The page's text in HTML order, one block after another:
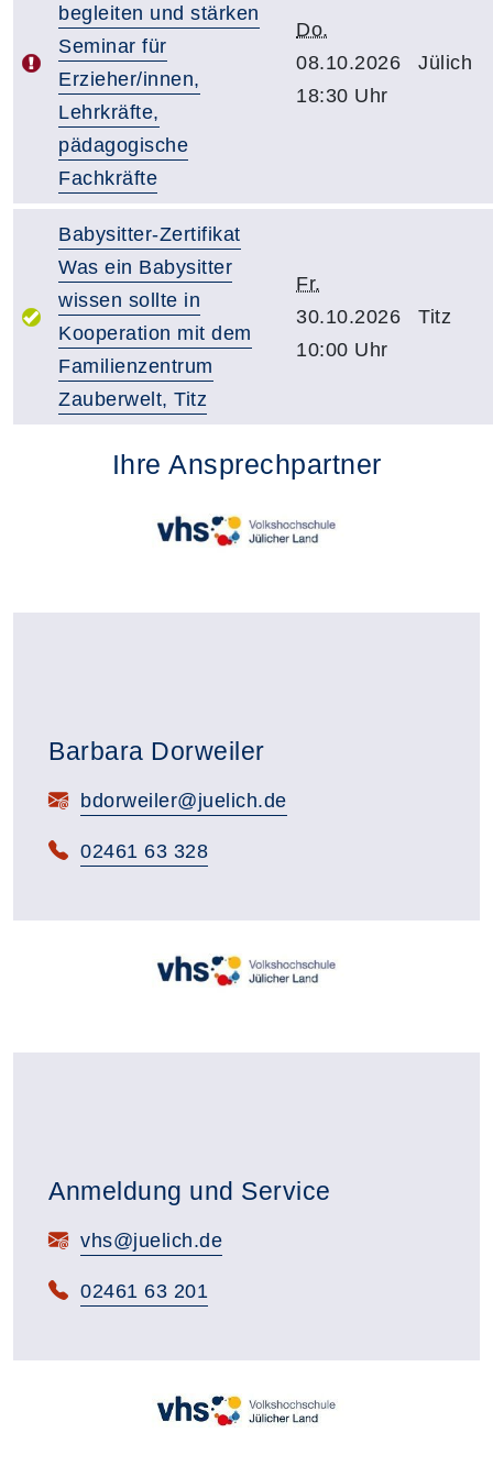
begleiten und stärken
Seminar für
Erzieher/innen,
Lehrkräfte,
pädagogische
Fachkräfte
Do.
08.10.2026
18:30 Uhr
Jülich
Babysitter-Zertifikat
Was ein Babysitter
wissen sollte in
Kooperation mit dem
Familienzentrum
Zauberwelt, Titz
Fr.
30.10.2026
10:00 Uhr
Titz
Ihre Ansprechpartner
Barbara Dorweiler
E-Mail:bdorweiler@juelich.de
Telefon:
02461 63 328
Anmeldung und Service
E-Mail:vhs@juelich.de
Telefon:
02461 63 201